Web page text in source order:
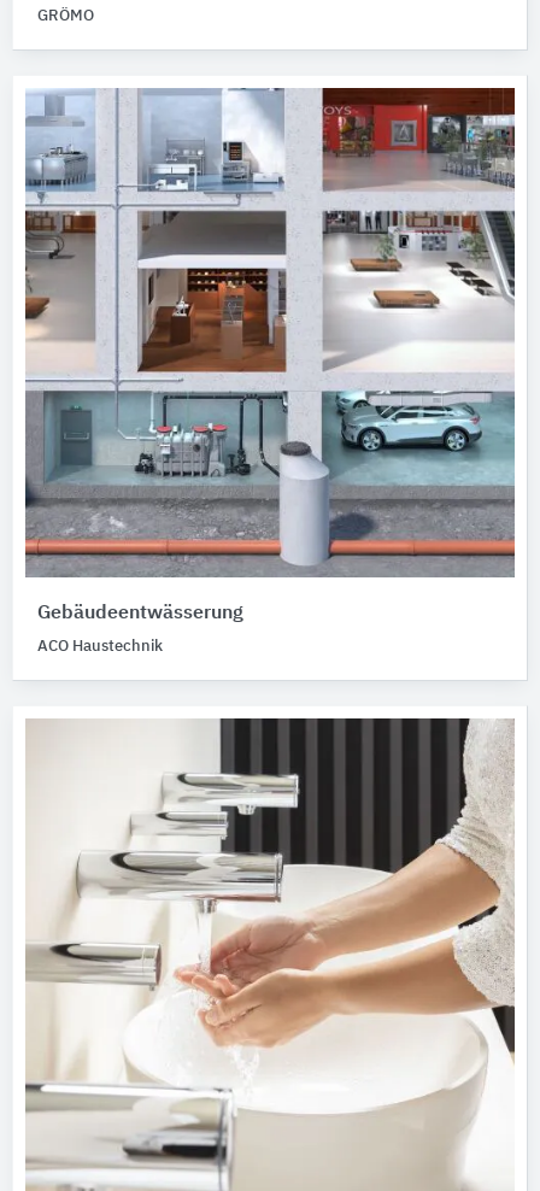
GRÖMO
Gebäudeentwässerung
ACO Haustechnik